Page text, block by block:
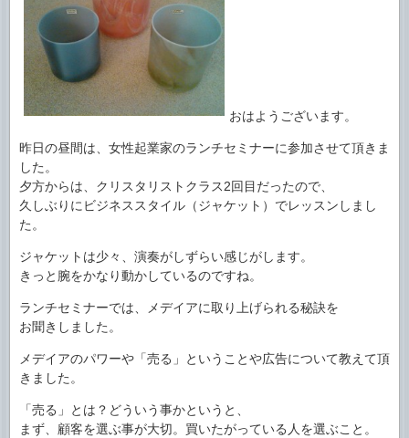
おはようございます。
昨日の昼間は、女性起業家のランチセミナーに参加させて頂きま
した。
夕方からは、クリスタリストクラス2回目だったので、
久しぶりにビジネススタイル（ジャケット）でレッスンしまし
た。
ジャケットは少々、演奏がしずらい感じがします。
きっと腕をかなり動かしているのですね。
ランチセミナーでは、メデイアに取り上げられる秘訣を
お聞きしました。
メデイアのパワーや「売る」ということや広告について教えて頂
きました。
「売る」とは？どういう事かというと、
まず、顧客を選ぶ事が大切。買いたがっている人を選ぶこと。